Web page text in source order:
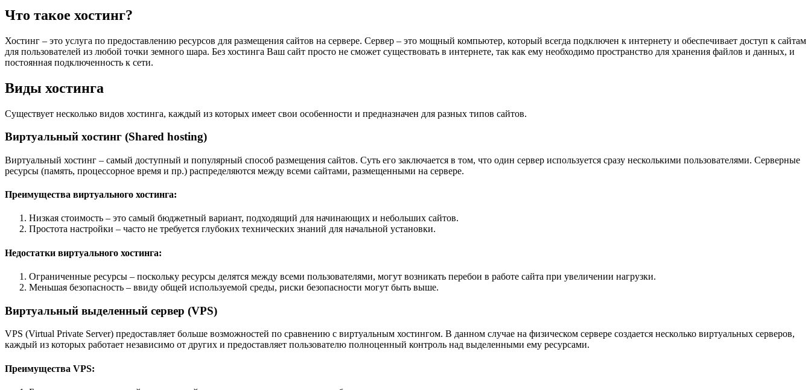
Что такое хостинг?
Хостинг – это услуга по предоставлению ресурсов для размещения сайтов на сервере. Сервер – это мощный компьютер, который всегда подключен к интернету и обеспечивает доступ к сайтам
для пользователей из любой точки земного шара. Без хостинга Ваш сайт просто не сможет существовать в интернете, так как ему необходимо пространство для хранения файлов и данных, и
постоянная подключенность к сети.
Виды хостинга
Существует несколько видов хостинга, каждый из которых имеет свои особенности и предназначен для разных типов сайтов.
Виртуальный хостинг (Shared hosting)
Виртуальный хостинг – самый доступный и популярный способ размещения сайтов. Суть его заключается в том, что один сервер используется сразу несколькими пользователями. Серверные
ресурсы (память, процессорное время и пр.) распределяются между всеми сайтами, размещенными на сервере.
Преимущества виртуального хостинга:
Низкая стоимость – это самый бюджетный вариант, подходящий для начинающих и небольших сайтов.
Простота настройки – часто не требуется глубоких технических знаний для начальной установки.
Недостатки виртуального хостинга:
Ограниченные ресурсы – поскольку ресурсы делятся между всеми пользователями, могут возникать перебои в работе сайта при увеличении нагрузки.
Меньшая безопасность – ввиду общей используемой среды, риски безопасности могут быть выше.
Виртуальный выделенный сервер (VPS)
VPS (Virtual Private Server) предоставляет больше возможностей по сравнению с виртуальным хостингом. В данном случае на физическом сервере создается несколько виртуальных серверов,
каждый из которых работает независимо от других и предоставляет пользователю полноценный контроль над выделенными ему ресурсами.
Преимущества VPS: